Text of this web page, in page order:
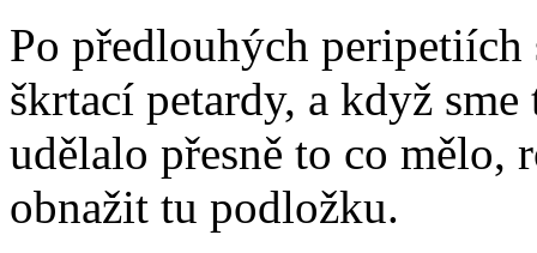
Po předlouhých
škrtací petardy, a když
udělalo přesně to co mělo,
obnažit tu podložku.